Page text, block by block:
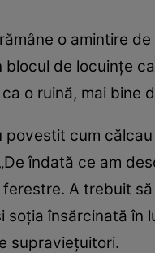
o amintire
de locuințe
o ruină, mai
povestit cum
îndată ce am
A trebuit
soția însărcinată în
supraviețuitori.